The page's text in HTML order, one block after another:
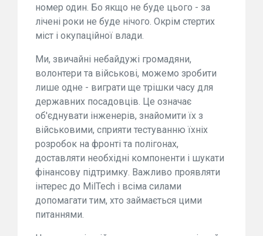
номер один. Бо якщо не буде цього - за
лічені роки не буде нічого. Окрім стертих
міст і окупаційної влади.
Ми, звичайні небайдужі громадяни,
волонтери та військові, можемо зробити
лише одне - виграти ще трішки часу для
державних посадовців. Це означає
об'єднувати інженерів, знайомити їх з
військовими, сприяти тестуванню їхніх
розробок на фронті та полігонах,
доставляти необхідні компоненти і шукати
фінансову підтримку. Важливо проявляти
інтерес до MilTech і всіма силами
допомагати тим, хто займається цими
питаннями.